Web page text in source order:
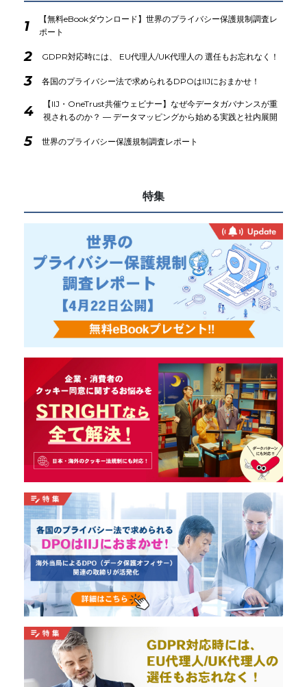
1
【無料eBookダウンロード】世界のプライバシー保護規制調査レ
ポート
2 GDPR対応時には、 EU代理人/UK代理人の 選任もお忘れなく！
3 各国のプライバシー法で求められるDPOはIIJにおまかせ！
4
【IIJ・OneTrust共催ウェビナー】なぜ今データガバナンスが重
視されるのか？ ― データマッピングから始める実践と社内展開
5 世界のプライバシー保護規制調査レポート
特集